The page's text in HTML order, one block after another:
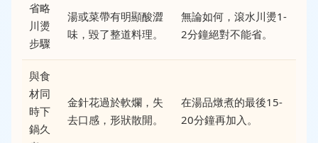
省略
川燙
步驟
湯或菜帶有明顯酸澀
味，毀了整道料理。
無論如何，滾水川燙1-
2分鐘絕對不能省。
與食
材同
時下
鍋久
金針花過於軟爛，失
去口感，形狀散開。
在湯品燉煮的最後15-
20分鐘再加入。